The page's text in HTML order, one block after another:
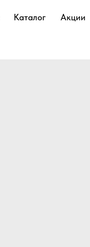
Каталог Акции